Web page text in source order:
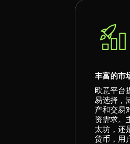
丰富的市
欧意平台
易选择，
产和交易
资需求。
太坊，还
货币，用